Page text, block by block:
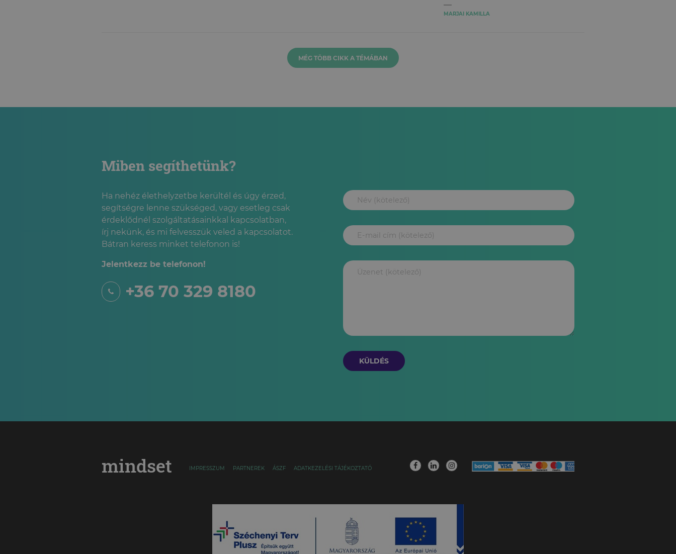
MARJAI KAMILLA
MÉG TÖBB CIKK A TÉMÁBAN
Miben segíthetünk?
Ha nehéz élethelyzetbe kerültél és úgy érzed,
segítségre lenne szükséged, vagy esetleg csak
érdeklődnél szolgáltatásainkkal kapcsolatban,
írj nekünk, és mi felvesszük veled a kapcsolatot.
Bátran keress minket telefonon is!
Jelentkezz be telefonon!
+36 70 329 8180
KÜLDÉS
mindset IMPRESSZUM PARTNEREK ÁSZF ADATKEZELÉSI TÁJÉKOZTATÓ